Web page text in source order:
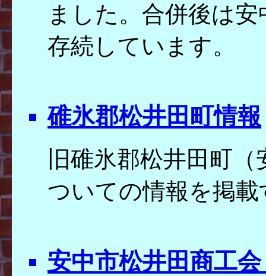
ました。合併後は
存続しています。
碓氷郡松井田町情報
旧碓氷郡松井田町
ついての情報を掲
安中市松井田商工